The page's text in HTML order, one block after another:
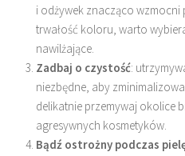
i odżywek znacząco wzmocni
trwałość koloru, warto
nawilżające.
Zadbaj o czystość:
niezbędne, aby
delikatnie przemywaj okolice
agresywnych kosmetyków.
Bądź ostrożny podczas